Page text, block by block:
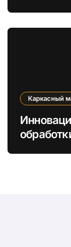
Каркасный